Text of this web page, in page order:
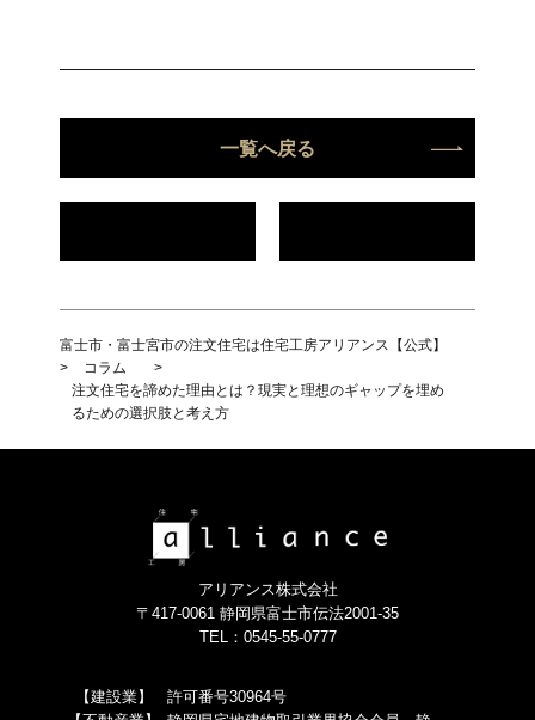
一覧へ戻る
富士市・富士宮市の注文住宅は住宅工房アリアンス【公式】
>
コラム
>
注文住宅を諦めた理由とは？現実と理想のギャップを埋め
るための選択肢と考え方
アリアンス株式会社
〒417-0061 静岡県富士市伝法2001-35
TEL：0545-55-0777
【建設業】
許可番号30964号